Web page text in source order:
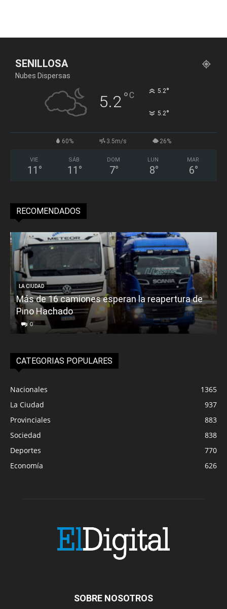
SENILLOSA
Nubes Dispersas
5.2°C 5.2°
5.2°
60% 3.5m/s 26%
VIE
11 °
SÁB
11 °
DOM
7°
LUN
8°
MAR
6°
RECOMENDADOS
LA CIUDAD
Más de 16 camiones esperan la reapertura de
Pino Hachado
0
CATEGORIAS POPULARES
Nacionales
1365
La Ciudad
937
Provinciales
883
Sociedad
838
Deportes
770
Economía
626
SOBRE NOSOTROS